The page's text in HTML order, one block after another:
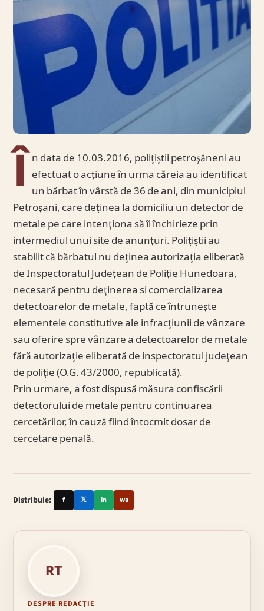
Î n data de 10.03.2016, poliţiştii petroşăneni au
efectuat o acţiune în urma căreia au identificat
un bărbat în vârstă de 36 de ani, din municipiul
Petroşani, care deţinea la domiciliu un detector de
metale pe care intenţiona să îl închirieze prin
intermediul unui site de anunţuri. Poliţiştii au
stabilit că bărbatul nu deţinea autorizaţia eliberată
de Inspectoratul Judeţean de Poliţie Hunedoara,
necesară pentru deţinerea si comercializarea
detectoarelor de metale, faptă ce întruneşte
elementele constitutive ale infracţiunii de vânzare
sau oferire spre vânzare a detectoarelor de metale
fără autorizație eliberată de inspectoratul judeţean
de poliţie (O.G. 43/2000, republicată).
Prin urmare, a fost dispusă măsura confiscării
detectorului de metale pentru continuarea
cercetărilor, în cauză fiind întocmit dosar de
cercetare penală.
Distribuie: f 𝕏 in wa
RT
DESPRE REDACȚIE